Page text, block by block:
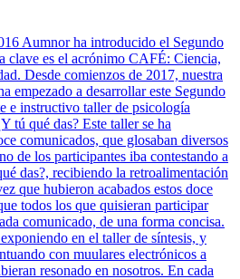
Aumnor ha introducido el Segundo
clave es el acrónimo CAFÉ: Ciencia,
Desde comienzos de 2017, nuestra
empezado a desarrollar este Segundo
e instructivo taller de psicología
tú qué das? Este taller se ha
comunicados, que glosaban diversos
de los participantes iba contestando a
das?, recibiendo la retroalimentación
que hubieron acabados estos doce
todos los que quisieran participar
comunicado, de una forma concisa.
en el taller de síntesis, y
con muulares electrónicos a
resonado en nosotros. En cada